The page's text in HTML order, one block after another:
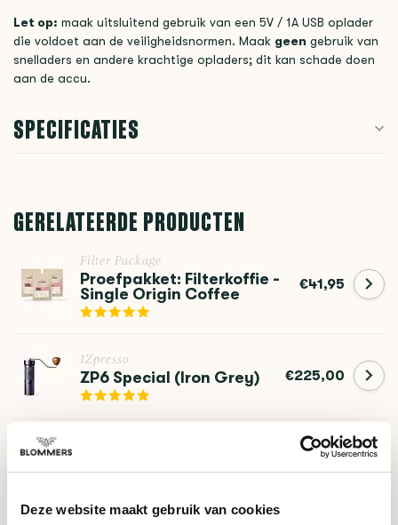
Deze website maakt gebruik van cookies
Let op: maak uitsluitend gebruik van een 5V / 1A USB oplader
die voldoet aan de veiligheidsnormen. Maak geen gebruik van
snelladers en andere krachtige opladers; dit kan schade doen
aan de accu.
SPECIFICATIES
GERELATEERDE PRODUCTEN
Filter Package
Proefpakket: Filterkoffie -
Single Origin Coffee
€41,95
1Zpresso
ZP6 Special (Iron Grey) €225,00
€279,00